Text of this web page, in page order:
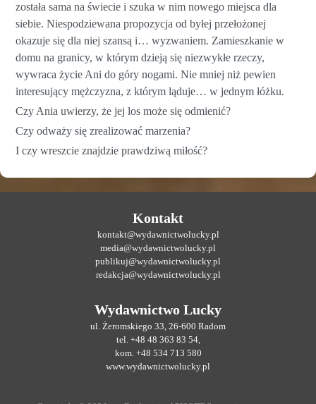
została sama na świecie i szuka w nim nowego miejsca dla
siebie. Niespodziewana propozycja od byłej przełożonej
okazuje się dla niej szansą i… wyzwaniem. Zamieszkanie w
domu na granicy, w którym dzieją się niezwykłe rzeczy,
wywraca życie Ani do góry nogami. Nie mniej niż pewien
interesujący mężczyzna, z którym ląduje… w jednym łóżku.
Czy Ania uwierzy, że jej los może się odmienić?
Czy odważy się zrealizować marzenia?
I czy wreszcie znajdzie prawdziwą miłość?
Kontakt
kontakt@wydawnictwolucky.pl
media@wydawnictwolucky.pl
publikuj@wydawnictwolucky.pl
redakcja@wydawnictwolucky.pl
Wydawnictwo Lucky
ul. Żeromskiego 33, 26-600 Radom
tel. +48 48 363 83 54,
kom. +48 534 713 580
www.wydawnictwolucky.pl